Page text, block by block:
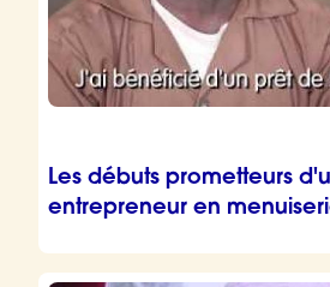
Les débuts prometteurs
entrepreneur en